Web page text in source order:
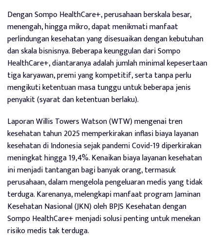
Dengan Sompo HealthCare+, perusahaan berskala besar,
menengah, hingga mikro, dapat menikmati manfaat
perlindungan kesehatan yang disesuaikan dengan kebutuhan
dan skala bisnisnya. Beberapa keunggulan dari Sompo
HealthCare+, diantaranya adalah jumlah minimal kepesertaan
tiga karyawan, premi yang kompetitif, serta tanpa perlu
mengikuti ketentuan masa tunggu untuk beberapa jenis
penyakit (syarat dan ketentuan berlaku).
Laporan Willis Towers Watson (WTW) mengenai tren
kesehatan tahun 2025 memperkirakan inflasi biaya layanan
kesehatan di Indonesia sejak pandemi Covid-19 diperkirakan
meningkat hingga 19,4%. Kenaikan biaya layanan kesehatan
ini menjadi tantangan bagi banyak orang, termasuk
perusahaan, dalam mengelola pengeluaran medis yang tidak
terduga. Karenanya, melengkapi manfaat program Jaminan
Kesehatan Nasional (JKN) oleh BPJS Kesehatan dengan
Sompo HealthCare+ menjadi solusi penting untuk menekan
risiko medis tak terduga.